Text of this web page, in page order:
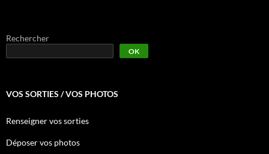
Rechercher
OK
VOS SORTIES / VOS PHOTOS
Renseigner vos sorties
Déposer vos photos